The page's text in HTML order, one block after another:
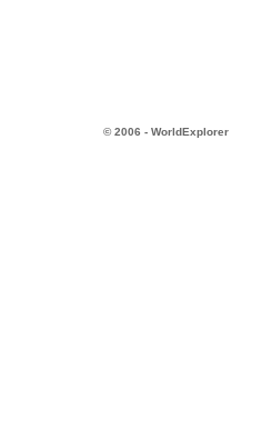
© 2006 - WorldExplorer